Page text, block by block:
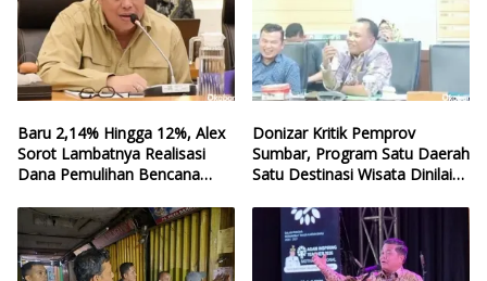
Baru 2,14% Hingga 12%, Alex
Sorot Lambatnya Realisasi
Dana Pemulihan Bencana
Donizar Kritik Pemprov
Sumbar, Program Satu Daerah
Satu Destinasi Wisata Dinilai